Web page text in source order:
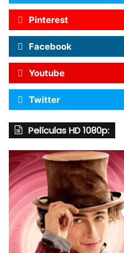
Pinterest
Facebook
Youtube
Twitter
Películas HD 1080p: